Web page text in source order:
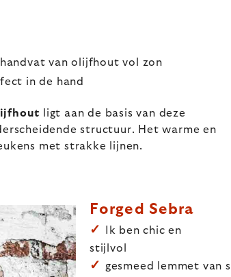
van olijfhout vol zon
in de hand
ligt aan de basis van deze
structuur. Het warme en
met strakke lijnen.
Forged Sebra
✓
Ik ben chic en
stijlvol
✓ gesmeed lemmet van